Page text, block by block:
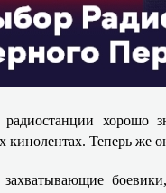
хорошо
кинолентах. Теперь же
захватывающие